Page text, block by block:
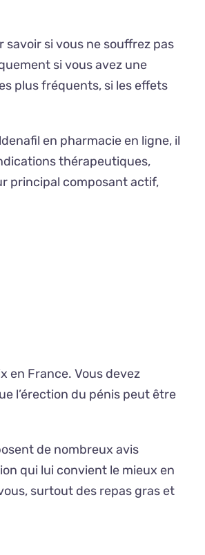
si vous ne souffrez pas
si vous avez une
plus fréquents, si les effets
en pharmacie en ligne, il
thérapeutiques,
principal composant actif,
en France. Vous devez
l’érection du pénis peut être
de nombreux avis
qui lui convient le mieux en
surtout des repas gras et